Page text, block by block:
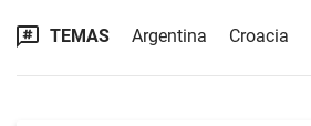
TEMAS Argentina Croacia